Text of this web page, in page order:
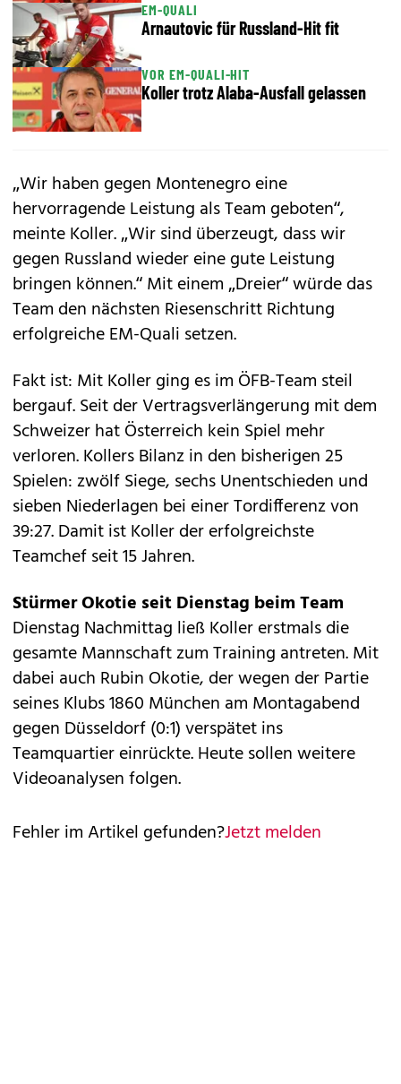
EM-QUALI
Arnautovic für Russland-Hit fit
VOR EM-QUALI-HIT
Koller trotz Alaba-Ausfall gelassen
„Wir haben gegen Montenegro eine
hervorragende Leistung als Team geboten“,
meinte Koller. „Wir sind überzeugt, dass wir
gegen Russland wieder eine gute Leistung
bringen können.“ Mit einem „Dreier“ würde das
Team den nächsten Riesenschritt Richtung
erfolgreiche EM-Quali setzen.
Fakt ist: Mit Koller ging es im ÖFB-Team steil
bergauf. Seit der Vertrags­verlängerung mit dem
Schweizer hat Österreich kein Spiel mehr
verloren. Kollers Bilanz in den bisherigen 25
Spielen: zwölf Siege, sechs Unentschieden und
sieben Niederlagen bei einer Tordifferenz von
39:27. Damit ist Koller der erfolgreichste
Teamchef seit 15 Jahren.
Stürmer Okotie seit Dienstag beim Team
Dienstag Nachmittag ließ Koller erstmals die
gesamte Mannschaft zum Training antreten. Mit
dabei auch Rubin Okotie, der wegen der Partie
seines Klubs 1860 München am Montagabend
gegen Düsseldorf (0:1) verspätet ins
Teamquartier einrückte. Heute sollen weitere
Videoanalysen folgen.
Fehler im Artikel gefunden?Jetzt melden